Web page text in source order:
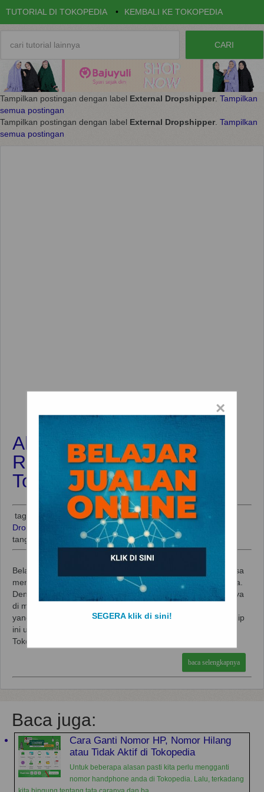
TUTORIAL DI TOKOPEDIA • KEMBALI KE TOKOPEDIA
Tampilkan postingan dengan label External Dropshipper. Tampilkan
semua postingan
Tampilkan postingan dengan label External Dropshipper. Tampilkan
semua postingan
Alasan Tidak Bisa Double
Resi Saat Dropship di
Tokopedia Mei 2019
tag: Double Resi,Dropship,External Dropshipper
Internal
Dropshipper
Resi Pengiriman
tanggal:
Mei 23, 2019
Belakangan ini banyak yang bertanya-tanya kenapa tidak bisa
menginput nomor resi yang sama saat dropship di Tokopedia.
Dengan menjamurnya bisnis dropship di Indonesia khususnya
di marketplace Tokopedia, makin banyak pula orang-orang
yang tidak bertanggung jawab memanfaatkan sistem dropship
ini untuk melakukan penipuan kepada para pembeli di
Tokopedia...
baca selengkapnya
Baca juga:
Cara Ganti Nomor HP, Nomor Hilang
atau Tidak Aktif di Tokopedia
Untuk beberapa alasan pasti kita perlu mengganti
nomor handphone anda di Tokopedia. Lalu, terkadang
×
SEGERA klik di sini!